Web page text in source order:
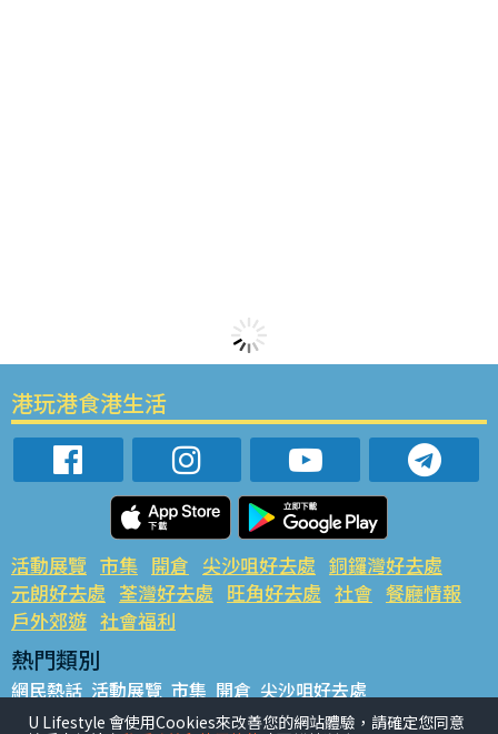
港玩港食港生活
活動展覽 市集 開倉 尖沙咀好去處 銅鑼灣好去處
元朗好去處 荃灣好去處 旺角好去處 社會 餐廳情報
戶外郊遊 社會福利
熱門類別
網民熱話 活動展覽 市集 開倉 尖沙咀好去處
銅鑼灣好去處 元朗好去處 荃灣好去處 旺角好去處 社會
U Lifestyle 會使用Cookies來改善您的網站體驗，請確定您同意